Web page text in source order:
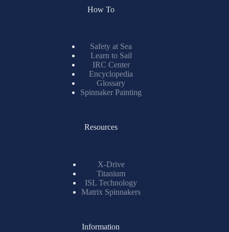
How To
Safety at Sea
Learn to Sail
IRC Center
Encyclopedia
Glossary
Spinnaker Painting
Resources
X-Drive
Titanium
ISL Technology
Matrix Spinnakers
Information